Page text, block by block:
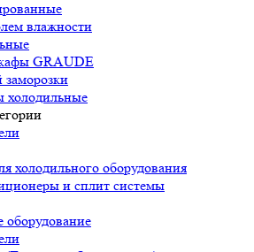
влажности
GRAUDE
холодильного оборудования
и сплит системы